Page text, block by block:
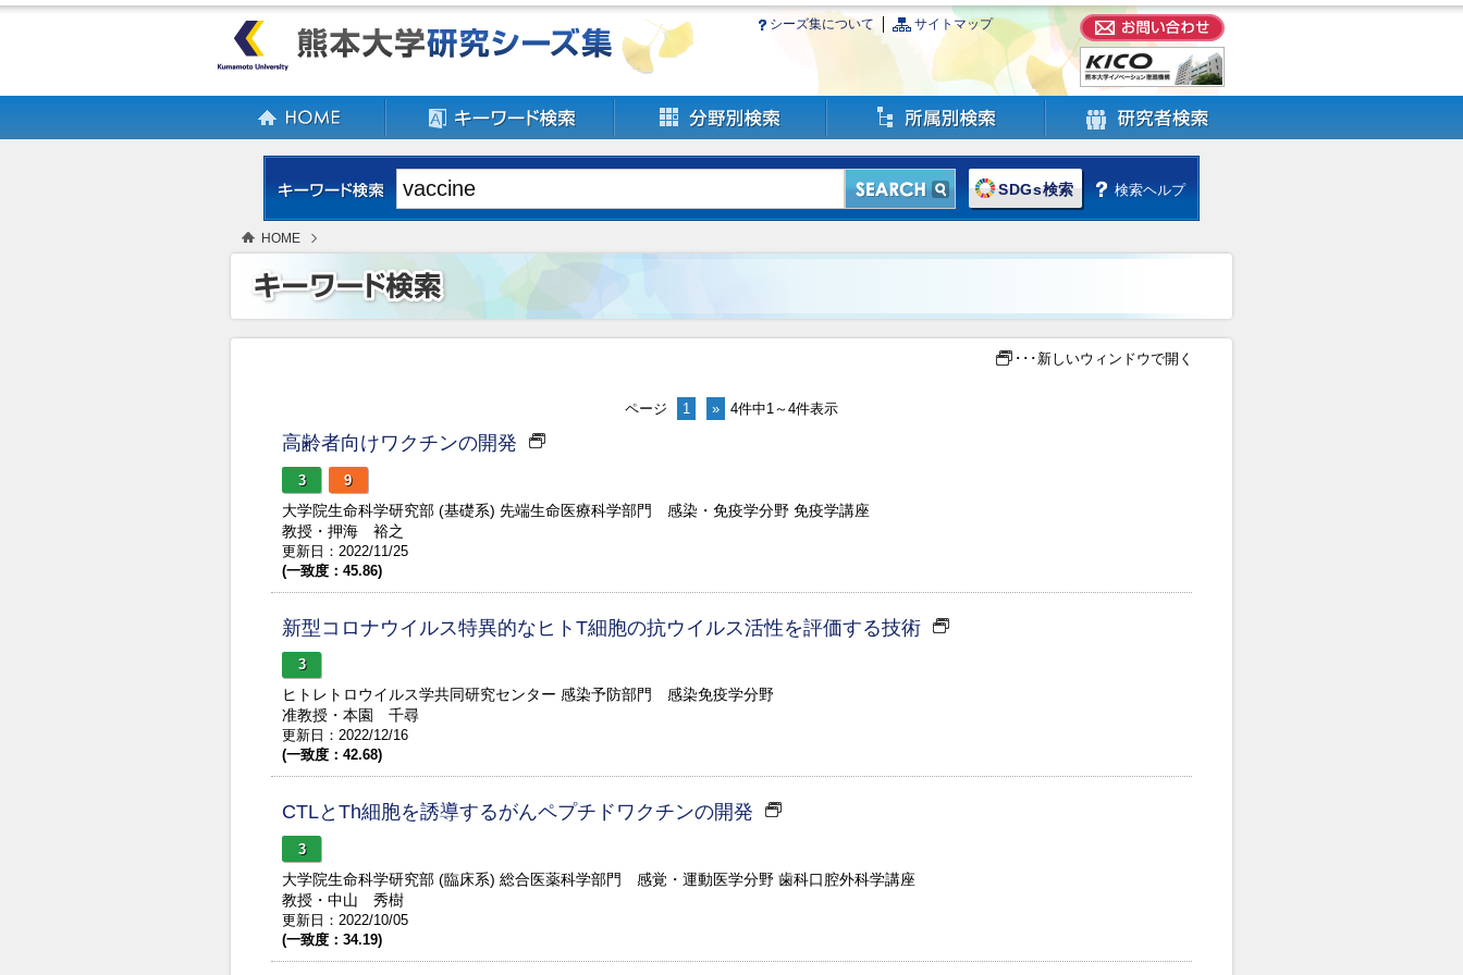
シーズ集について サイトマップ
SDGs検索 検索ヘルプ
HOME
･･･新しいウィンドウで開く
ページ 1 » 4件中1～4件表示
高齢者向けワクチンの開発
3 9
大学院生命科学研究部 (基礎系) 先端生命医療科学部門 感染・免疫学分野 免疫学講座
教授・押海 裕之
更新日：2022/11/25
(一致度：45.86)
新型コロナウイルス特異的なヒトT細胞の抗ウイルス活性を評価する技術
3
ヒトレトロウイルス学共同研究センター 感染予防部門 感染免疫学分野
准教授・本園 千尋
更新日：2022/12/16
(一致度：42.68)
CTLとTh細胞を誘導するがんペプチドワクチンの開発
3
大学院生命科学研究部 (臨床系) 総合医薬科学部門 感覚・運動医学分野 歯科口腔外科学講座
教授・中山 秀樹
更新日：2022/10/05
(一致度：34.19)